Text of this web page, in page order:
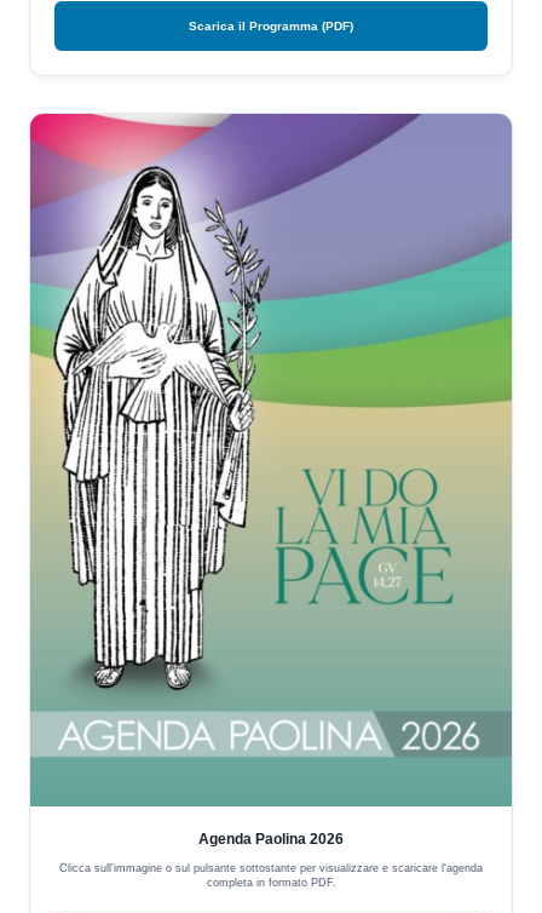
Scarica il Programma (PDF)
Agenda Paolina 2026
Clicca sull'immagine o sul pulsante sottostante per visualizzare e scaricare l'agenda
completa in formato PDF.